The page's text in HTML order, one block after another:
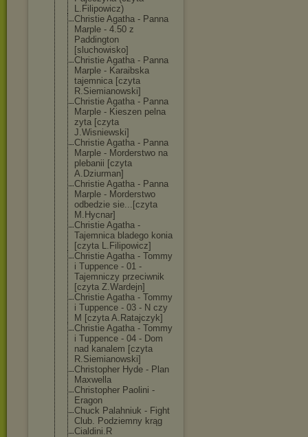
L.Filipowicz)
Christie Agatha - Panna
Marple - 4.50 z
Paddington
[sluchowisko]
Christie Agatha - Panna
Marple - Karaibska
tajemnica [czyta
R.Siemianowski]
Christie Agatha - Panna
Marple - Kieszen pelna
zyta [czyta
J.Wisniewski]
Christie Agatha - Panna
Marple - Morderstwo na
plebanii [czyta
A.Dziurman]
Christie Agatha - Panna
Marple - Morderstwo
odbedzie sie...[czyta
M.Hycnar]
Christie Agatha -
Tajemnica bladego konia
[czyta L.Filipowicz]
Christie Agatha - Tommy
i Tuppence - 01 -
Tajemniczy przeciwnik
[czyta Z.Wardejn]
Christie Agatha - Tommy
i Tuppence - 03 - N czy
M [czyta A.Ratajczyk]
Christie Agatha - Tommy
i Tuppence - 04 - Dom
nad kanalem [czyta
R.Siemianowski]
Christopher Hyde - Plan
Maxwella
Christopher Paolini -
Eragon
Chuck Palahniuk - Fight
Club. Podziemny krąg
Cialdini.R